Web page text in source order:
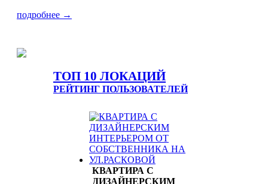
подробнее →
ТОП 10 ЛОКАЦИЙ
РЕЙТИНГ ПОЛЬЗОВАТЕЛЕЙ
КВАРТИРА С
ДИЗАЙНЕРСКИМ